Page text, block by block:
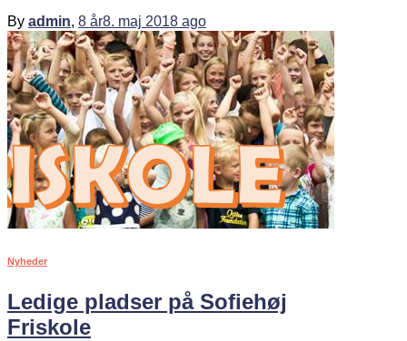
By admin, 8 år8. maj 2018 ago
Nyheder
Ledige pladser på Sofiehøj
Friskole